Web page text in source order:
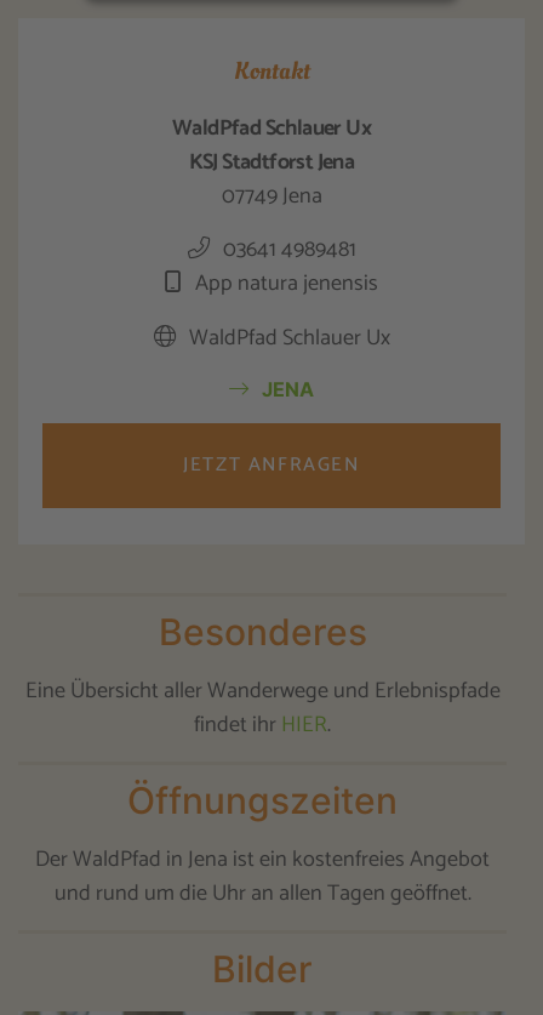
Kontakt
WaldPfad Schlauer Ux
KSJ Stadtforst Jena
07749 Jena
03641 4989481
App natura jenensis
WaldPfad Schlauer Ux
JENA
JETZT ANFRAGEN
Besonderes
Eine Übersicht aller Wanderwege und Erlebnispfade
findet ihr HIER.
Öffnungszeiten
Der WaldPfad in Jena ist ein kostenfreies Angebot
und rund um die Uhr an allen Tagen geöffnet.
Bilder